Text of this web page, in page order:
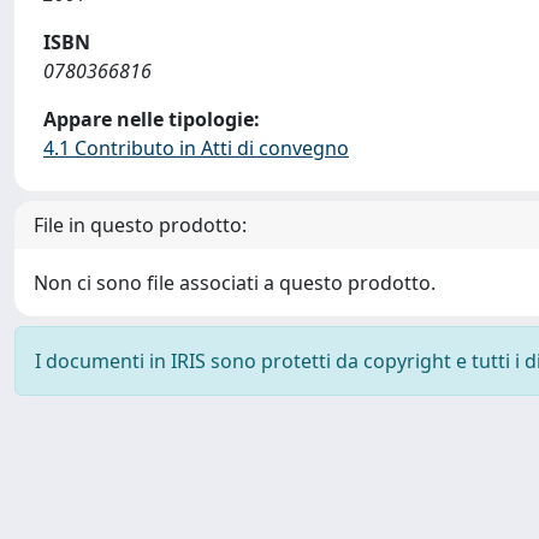
ISBN
0780366816
Appare nelle tipologie:
4.1 Contributo in Atti di convegno
File in questo prodotto:
Non ci sono file associati a questo prodotto.
I documenti in IRIS sono protetti da copyright e tutti i